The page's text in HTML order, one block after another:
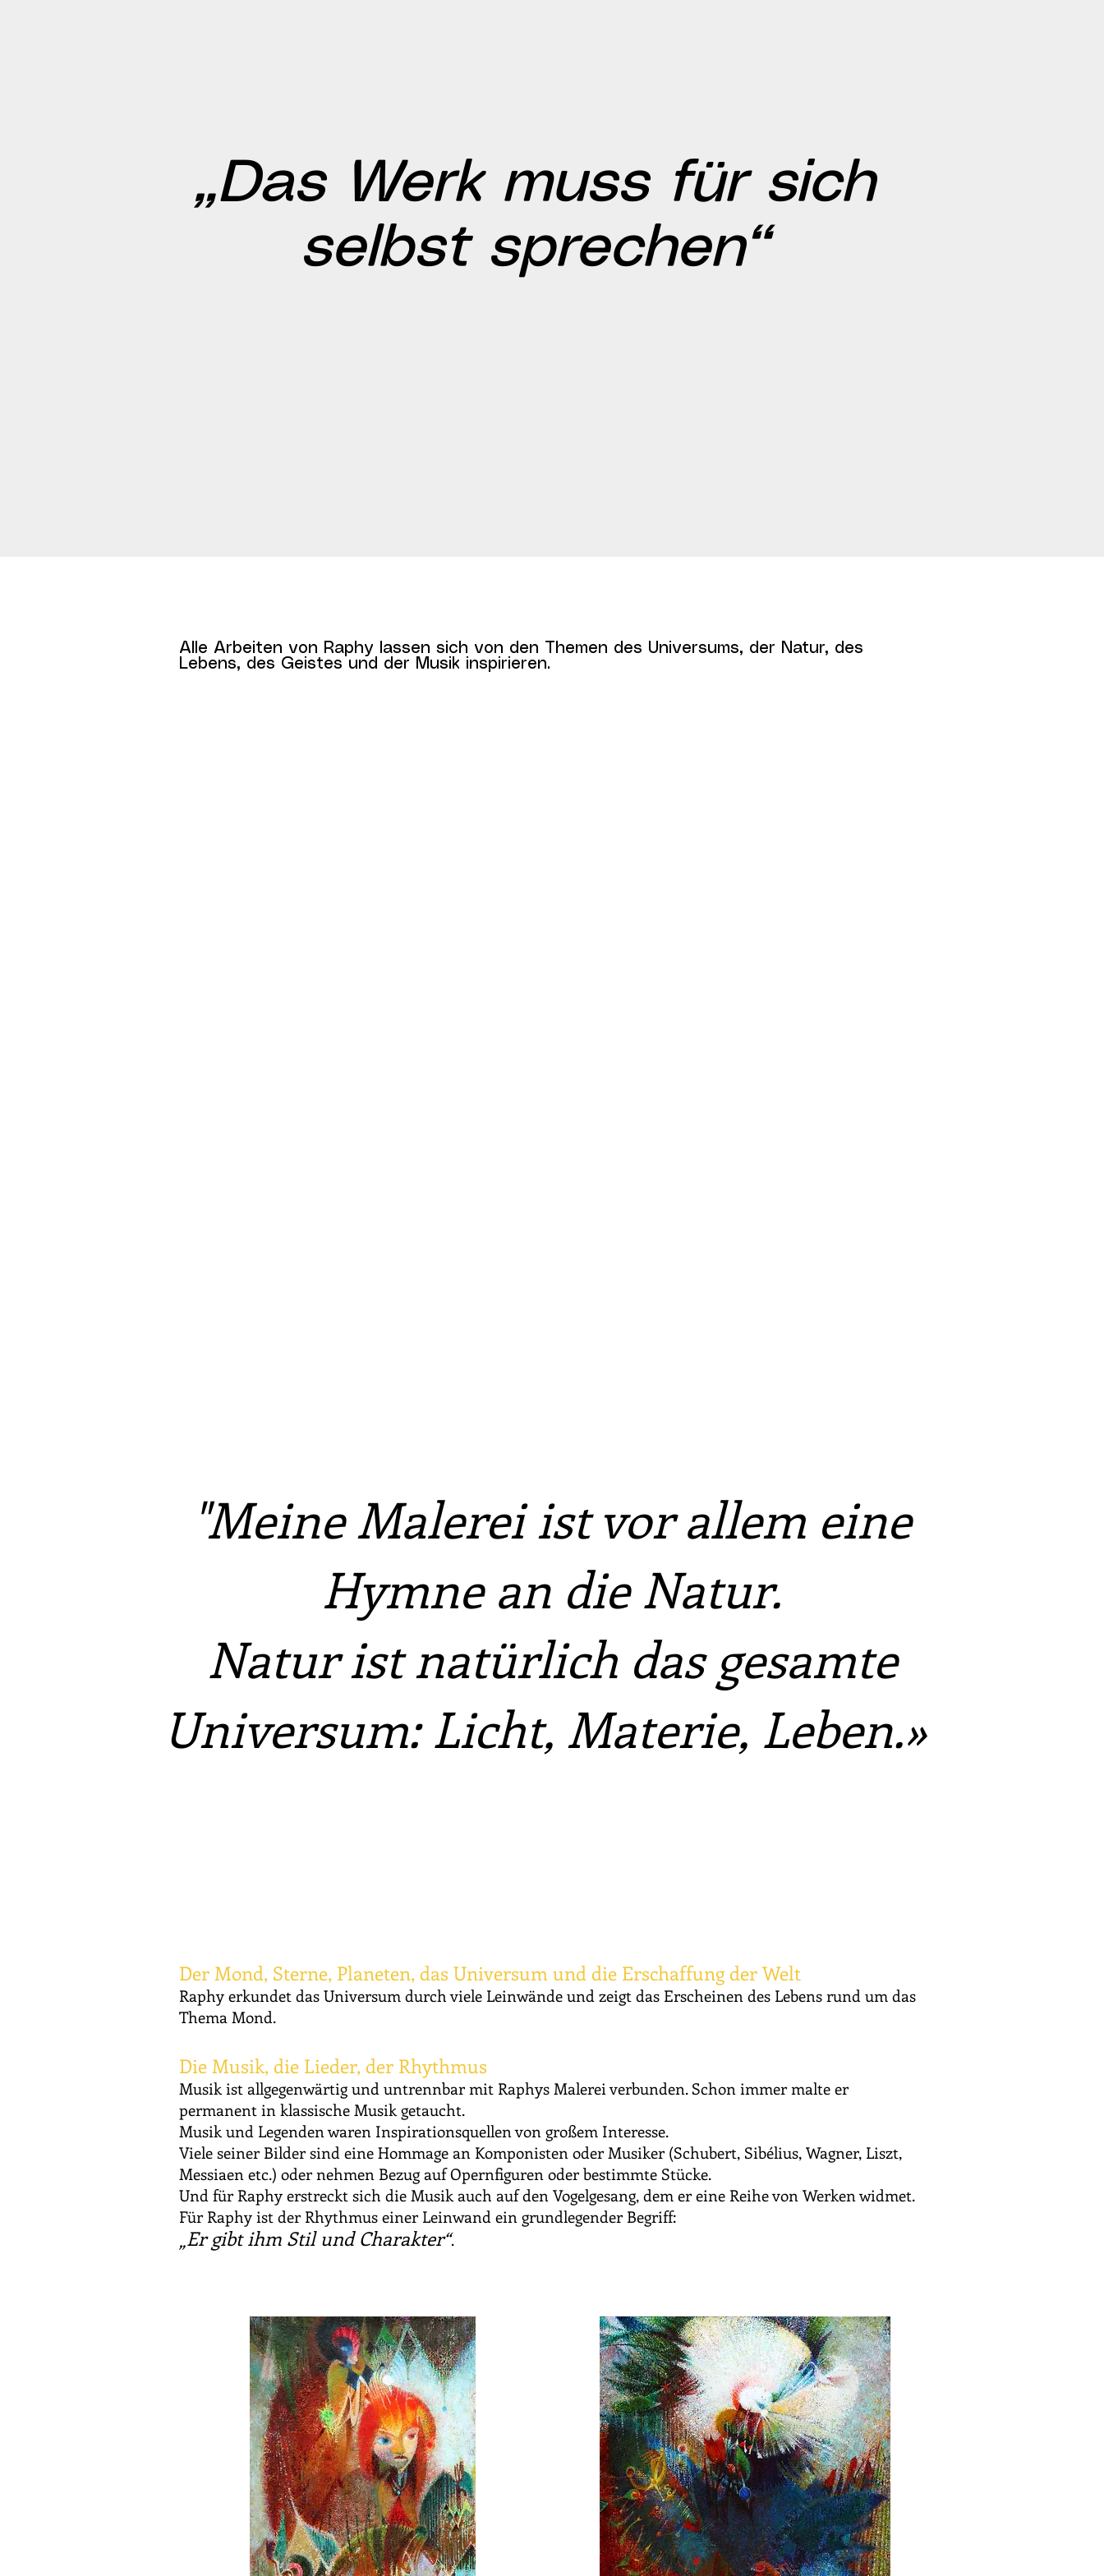
„Das Werk muss für sich
selbst sprechen“
Alle Arbeiten von Raphy lassen sich von den Themen des Universums, der Natur, des
Lebens, des Geistes und der Musik inspirieren.
"Meine Malerei ist vor allem eine
Hymne an die Natur.
Natur ist natürlich das gesamte
Universum: Licht, Materie, Leben.»
Der Mond, Sterne, Planeten, das Universum und die Erschaffung der Welt
Raphy erkundet das Universum durch viele Leinwände und zeigt das Erscheinen des Lebens rund um das
Thema Mond.
Die Musik, die Lieder, der Rhythmus
Musik ist allgegenwärtig und untrennbar mit Raphys Malerei verbunden. Schon immer malte er
permanent in klassische Musik getaucht.
Musik und Legenden waren Inspirationsquellen von großem Interesse.
Viele seiner Bilder sind eine Hommage an Komponisten oder Musiker (Schubert, Sibélius, Wagner, Liszt,
Messiaen etc.) oder nehmen Bezug auf Opernfiguren oder bestimmte Stücke.
Und für Raphy erstreckt sich die Musik auch auf den Vogelgesang, dem er eine Reihe von Werken widmet.
Für Raphy ist der Rhythmus einer Leinwand ein grundlegender Begriff:
„Er gibt ihm Stil und Charakter“.